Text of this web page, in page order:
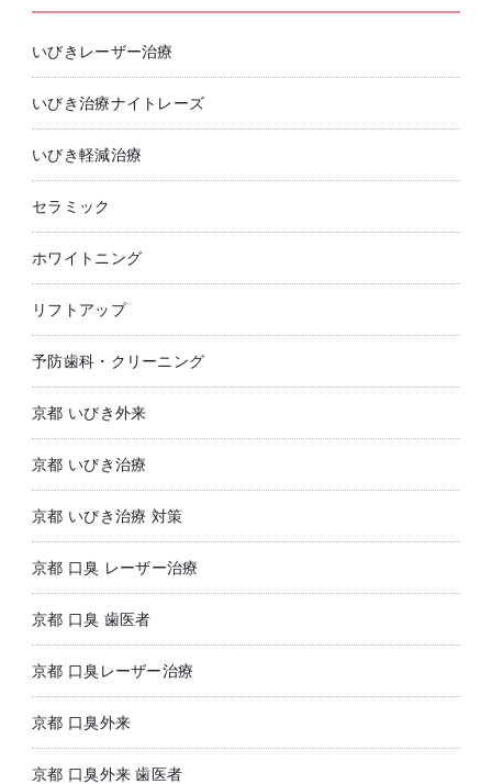
いびきレーザー治療
いびき治療ナイトレーズ
いびき軽減治療
セラミック
ホワイトニング
リフトアップ
予防歯科・クリーニング
京都 いびき外来
京都 いびき治療
京都 いびき治療 対策
京都 口臭 レーザー治療
京都 口臭 歯医者
京都 口臭レーザー治療
京都 口臭外来
京都 口臭外来 歯医者